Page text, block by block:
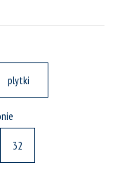
plytki
32